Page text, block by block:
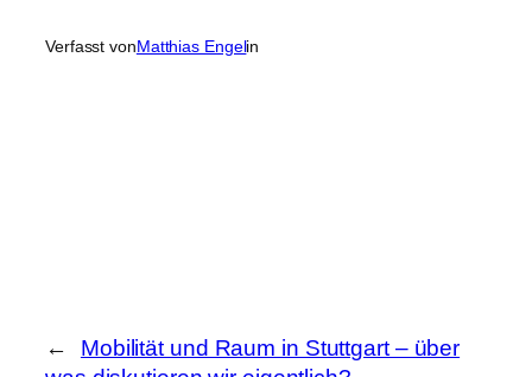
Verfasst vonMatthias Engelin
←
Mobilität und Raum in Stuttgart – über